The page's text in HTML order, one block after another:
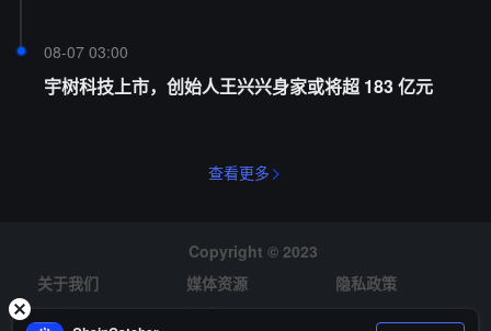
08-07 03:00
宇树科技上市，创始人王兴兴身家或将超 183 亿元
查看更多
Copyright © 2023
关于我们
媒体资源
隐私政策
风险提示
招聘